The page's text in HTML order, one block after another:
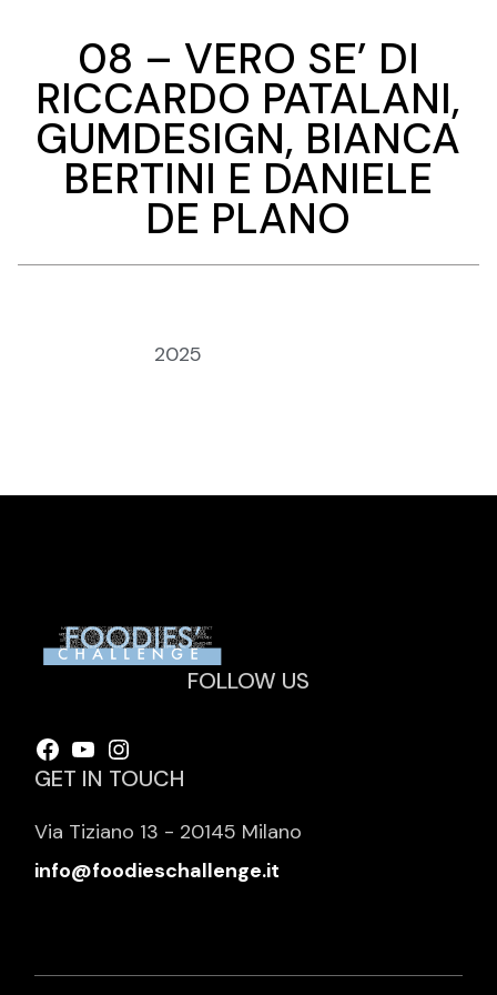
08 – VERO SE’ DI
RICCARDO PATALANI,
GUMDESIGN, BIANCA
BERTINI E DANIELE
DE PLANO
2025
FOLLOW US
Facebook
YouTube
Instagram
GET IN TOUCH
Via Tiziano 13 - 20145 Milano
info@foodieschallenge.it